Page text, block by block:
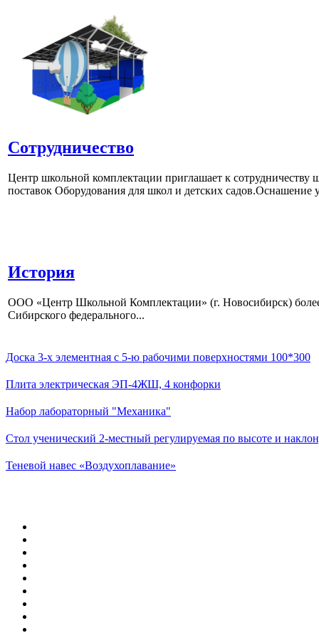
Сотрудничество
Центр школьной комплектации приглашает к
поставок Оборудования для школ и детских
История
ООО «Центр Школьной Комплектации» (г. Новосибирск) более
Сибирского федерального...
Доска 3-х элементная с 5-ю рабочими поверхностями 100*300
Плита электрическая ЭП-4ЖШ, 4 конфорки
Набор лабораторный "Механика"
Стол ученический 2-местный регулируемая по высоте и
Теневой навес «Воздухоплавание»